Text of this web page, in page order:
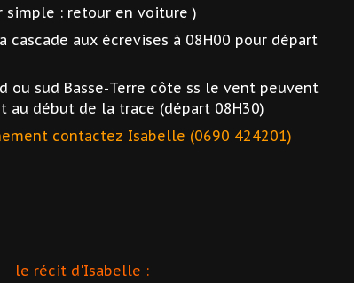
simple : retour en voiture )
cascade aux écrevises à 08H00 pour départ
ou sud Basse-Terre côte ss le vent peuvent
au début de la trace (départ 08H30)
contactez Isabelle (0690 424201)
le récit d'Isabelle :